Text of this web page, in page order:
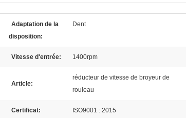
Adaptation de la
disposition:
Dent
Vitesse d'entrée: 1400rpm
Article:
réducteur de vitesse de broyeur de
rouleau
Certificat: ISO9001 : 2015